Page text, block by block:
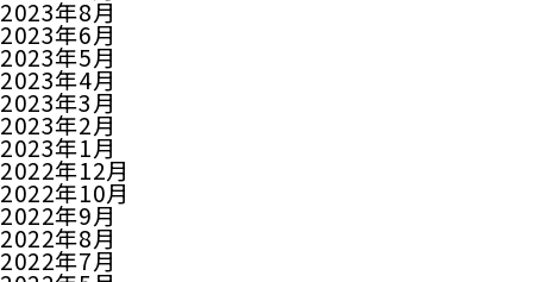
2023年8月
2023年6月
2023年5月
2023年4月
2023年3月
2023年2月
2023年1月
2022年12月
2022年10月
2022年9月
2022年8月
2022年7月